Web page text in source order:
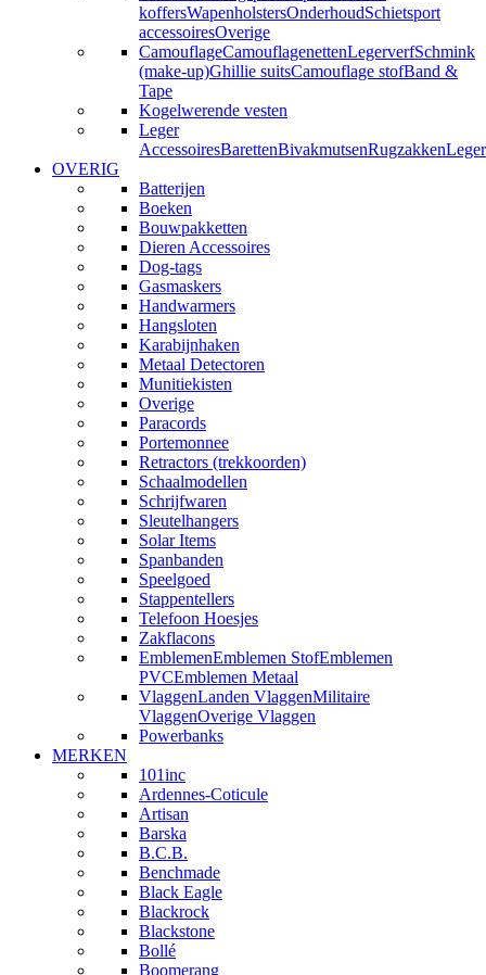
koffersWapenholstersOnderhoudSchietsport
accessoiresOverige
CamouflageCamouflagenettenLegerverfSchmink
(make-up)Ghillie suitsCamouflage stofBand &
Tape
Kogelwerende vesten
Leger
AccessoiresBarettenBivakmutsenRugzakken
OVERIG
Batterijen
Boeken
Bouwpakketten
Dieren Accessoires
Dog-tags
Gasmaskers
Handwarmers
Hangsloten
Karabijnhaken
Metaal Detectoren
Munitiekisten
Overige
Paracords
Portemonnee
Retractors (trekkoorden)
Schaalmodellen
Schrijfwaren
Sleutelhangers
Solar Items
Spanbanden
Speelgoed
Stappentellers
Telefoon Hoesjes
Zakflacons
EmblemenEmblemen StofEmblemen
PVCEmblemen Metaal
VlaggenLanden VlaggenMilitaire
VlaggenOverige Vlaggen
Powerbanks
MERKEN
101inc
Ardennes-Coticule
Artisan
Barska
B.C.B.
Benchmade
Black Eagle
Blackrock
Blackstone
Bollé
Boomerang